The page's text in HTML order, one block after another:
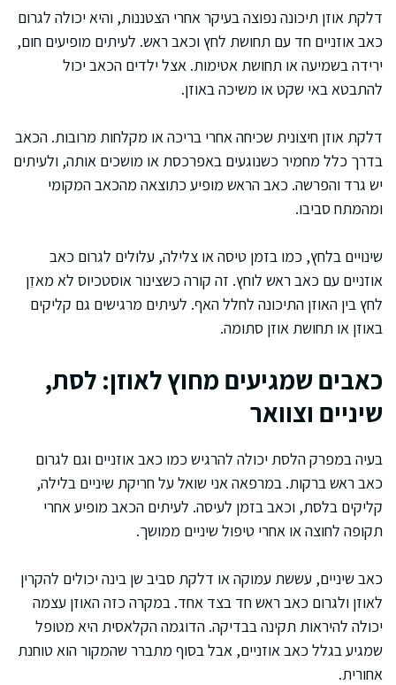
דלקת אוזן תיכונה נפוצה בעיקר אחרי הצטננות, והיא יכולה לגרום
כאב אוזניים חד עם תחושת לחץ וכאב ראש. לעיתים מופיעים חום,
ירידה בשמיעה או תחושת אטימות. אצל ילדים הכאב יכול
להתבטא באי שקט או משיכה באוזן.
דלקת אוזן חיצונית שכיחה אחרי בריכה או מקלחות מרובות. הכאב
בדרך כלל מחמיר כשנוגעים באפרכסת או מושכים אותה, ולעיתים
יש גרד והפרשה. כאב הראש מופיע כתוצאה מהכאב המקומי
ומהמתח סביבו.
שינויים בלחץ, כמו בזמן טיסה או צלילה, עלולים לגרום כאב
אוזניים עם כאב ראש לוחץ. זה קורה כשצינור אוסטכיוס לא מאזֵן
לחץ בין האוזן התיכונה לחלל האף. לעיתים מרגישים גם קליקים
באוזן או תחושת אוזן סתומה.
כאבים שמגיעים מחוץ לאוזן: לסת,
שיניים וצוואר
בעיה במפרק הלסת יכולה להרגיש כמו כאב אוזניים וגם לגרום
כאב ראש ברקות. במרפאה אני שואל על חריקת שיניים בלילה,
קליקים בלסת, וכאב בזמן לעיסה. לעיתים הכאב מופיע אחרי
תקופה לחוצה או אחרי טיפול שיניים ממושך.
כאב שיניים, עששת עמוקה או דלקת סביב שן בינה יכולים להקרין
לאוזן ולגרום כאב ראש חד בצד אחד. במקרה כזה האוזן עצמה
יכולה להיראות תקינה בבדיקה. הדוגמה הקלאסית היא מטופל
שמגיע בגלל כאב אוזניים, אבל בסוף מתברר שהמקור הוא טוחנת
אחורית.